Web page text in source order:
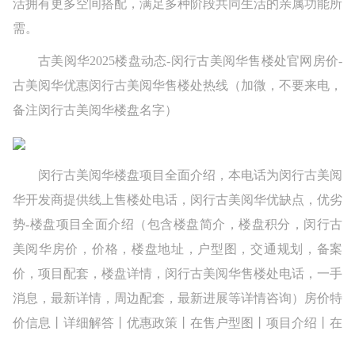
活拥有更多空间搭配，满足多种阶段共同生活的亲属功能所
需。
古美阅华2025楼盘动态-闵行古美阅华售楼处官网房价-
古美阅华优惠闵行古美阅华售楼处热线（加微，不要来电，
备注闵行古美阅华楼盘名字）
闵行古美阅华楼盘项目全面介绍，本电话为闵行古美阅
华开发商提供线上售楼处电话，闵行古美阅华优缺点，优劣
势-楼盘项目全面介绍（包含楼盘简介，楼盘积分，闵行古
美阅华房价，价格，楼盘地址，户型图，交通规划，备案
价，项目配套，楼盘详情，闵行古美阅华售楼处电话，一手
消息，最新详情，周边配套，最新进展等详情咨询）房价特
价信息丨详细解答丨优惠政策丨在售户型图丨项目介绍丨在